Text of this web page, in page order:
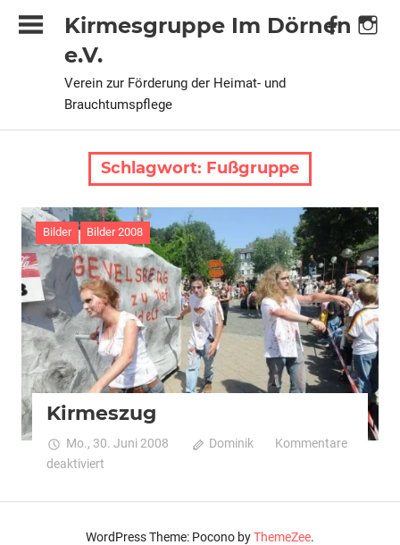
Inhalt
Kirmesgruppe Im Dörnen
e.V.
Verein zur Förderung der Heimat- und
Brauchtumspflege
Schlagwort: Fußgruppe
Bilder Bilder 2008
Kirmeszug
Mo., 30. Juni 2008 Dominik
Kommentare
deaktiviert
WordPress Theme: Pocono byThemeZee.